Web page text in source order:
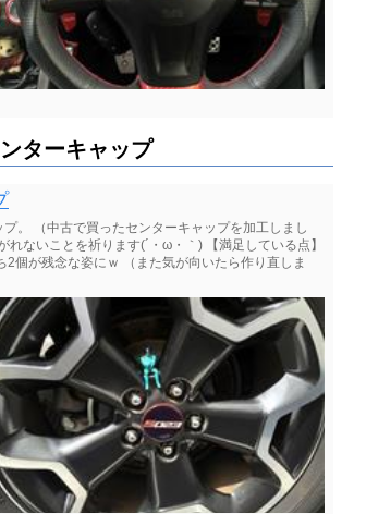
ターキャップ
。 （中古で買ったセンターキャップを加工しまし
ないことを祈ります(´・ω・｀) 【満足している点】
個が残念な姿にｗ （また気が向いたら作り直しま